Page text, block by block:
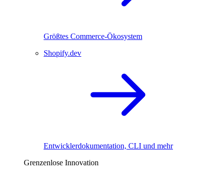
Größtes Commerce-Ökosystem
Shopify.dev
Entwicklerdokumentation, CLI und mehr
Grenzenlose Innovation